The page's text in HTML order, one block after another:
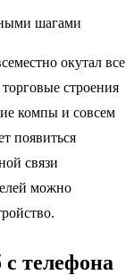
шагами
окутал все
строения
компы и совсем
появиться
связи
можно
телефона